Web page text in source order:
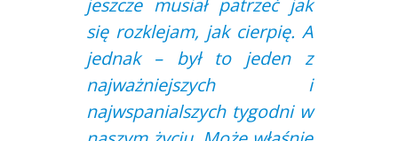
jeszcze musiał patrzeć jak
się rozklejam, jak cierpię. A
jednak – był to jeden z
najważniejszych i
najwspanialszych tygodni w